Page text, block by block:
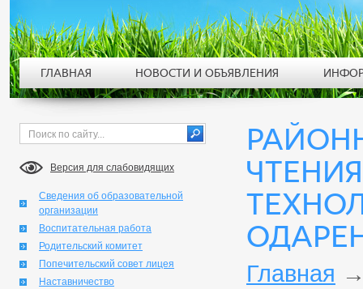
Версия для слабовидящих
Сведения об образовательной
организации
Воспитательная работа
Родительский комитет
Попечительский совет лицея
Наставничество
Главная
ГЛАВНАЯ НОВОСТИ И ОБЪЯВЛЕНИЯ